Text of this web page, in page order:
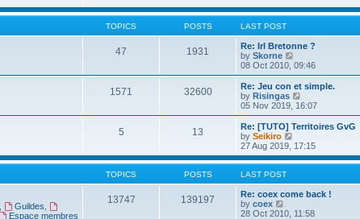
p
o
s
t
t
e
t
p
s
t
TOPICS POSTS LAST POST
47 1931
Re: Irl Bretonne ?
by Skorne
i
e
w
t
h
l
a
t
e
s
s
t
08 Oct 2010, 09:46
1571 32600
Re: Jeu con et simple.
by Risingas
i
e
w
h
l
t
e
t
05 Nov 2019, 16:07
5 13
Re: [TUTO] Territoires GvG
by Seikiro
i
e
w
h
e
a
27 Aug 2019, 17:15
TOPICS POSTS LAST POST
Guildes
Espace membres
13747 139197
Re: coex come back !
by coex
i
28 Oct 2010, 11:58